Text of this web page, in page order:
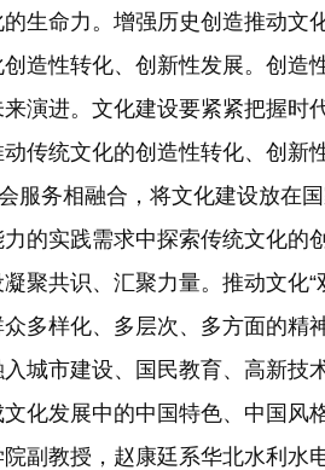
生命力。增强历史创造推动文
造性转化、创新性发展。创造
演进。文化建设要紧紧把握时
传统文化的创造性转化、创新
服务相融合，将文化建设放在
的实践需求中探索传统文化的
聚共识、汇聚力量。推动文化
多样化、多层次、多方面的精
城市建设、国民教育、高新技
化发展中的中国特色、中国风
教授，赵康廷系华北水利水